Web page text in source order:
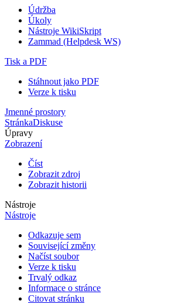
Údržba
Úkoly
Nástroje WikiSkript
Zammad (Helpdesk WS)
Tisk a PDF
Stáhnout jako PDF
Verze k tisku
Jmenné prostory
StránkaDiskuse
Úpravy
Zobrazení
Číst
Zobrazit zdroj
Zobrazit historii
Nástroje
Nástroje
Odkazuje sem
Související změny
Načíst soubor
Verze k tisku
Trvalý odkaz
Informace o stránce
Citovat stránku